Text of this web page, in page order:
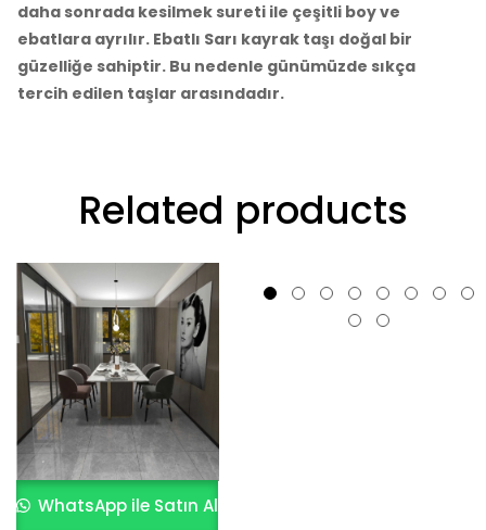
daha sonrada kesilmek sureti ile çeşitli boy ve
ebatlara ayrılır. Ebatlı Sarı kayrak taşı doğal bir
güzelliğe sahiptir. Bu nedenle günümüzde sıkça
tercih edilen taşlar arasındadır.
Related products
WhatsApp ile Satın Al